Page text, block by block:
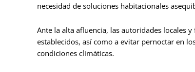
necesidad de soluciones habitacionales
Ante la alta afluencia, las autoridades locales
establecidos, así como a evitar pernoctar en
condiciones climáticas.